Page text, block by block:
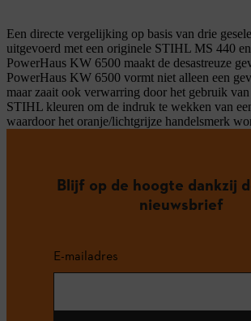
Een directe vergelijking op basis van drie
uitgevoerd met een originele STIHL MS 440
PowerHaus KW 6500 maakt de desastreuze
PowerHaus KW 6500 vormt niet alleen een
maar zaait ook verwarring door het gebruik
STIHL kleuren om de indruk te wekken van
waardoor het oranje/lichtgrijze handelsmerk
Blijf op de hoogte dankzij
nieuwsbrief
E-mailadres